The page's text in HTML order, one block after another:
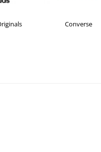
Converse